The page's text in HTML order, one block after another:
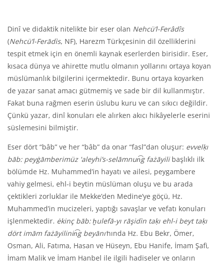
Dinî ve didaktik nitelikte bir eser olan Nehcü’l-Ferâdîs
(Nehcü’l-Ferādìs, NF), Harezm Türkçesinin dil özelliklerini
tespit etmek için en önemli kaynak eserlerden birisidir. Eser,
kısaca dünya ve ahirette mutlu olmanın yollarını ortaya koyan
müslümanlık bilgilerini içermektedir. Bunu ortaya koyarken
de yazar sanat amacı gütmemiş ve sade bir dil kullanmıştır.
Fakat buna rağmen eserin üslubu kuru ve can sıkıcı değildir.
Çünkü yazar, dinî konuları ele alırken akıcı hikâyelerle eserini
süslemesini bilmiştir.
Eser dört “bâb” ve her “bâb” da onar “fasl”dan oluşur: evvelḳı
bāb: peyġāmberimüz ' aleyhi’s-selāmnun͡g fażāyili başlıklı ilk
bölümde Hz. Muhammed’in hayatı ve ailesi, peygambere
vahiy gelmesi, ehl-i beytin müslüman oluşu ve bu arada
çektikleri zorluklar ile Mekke’den Medine’ye göçü, Hz.
Muhammed’in mucizeleri, yaptığı savaşlar ve vefatı konuları
işlenmektedir. ėkinç bāb: ḫulefā-yı rāşidìn taḳı ehl-i beyt taḳı
dört imām fażāyilinin͡g beyānı’nında Hz. Ebu Bekr, Ömer,
Osman, Ali, Fatıma, Hasan ve Hüseyn, Ebu Hanife, İmam Şafi,
İmam Malik ve İmam Hanbel ile ilgili hadiseler ve onların